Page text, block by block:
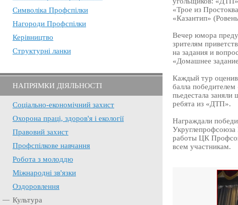
Символіка Профспілки
Нагороди Профспілки
Керівництво
Структурні ланки
НАПРЯМКИ ДІЯЛЬНОСТІ
Соціально-економічний захист
Охорона праці, здоров'я і екології
Правовий захист
Профспілкове навчання
Робота з молоддю
Міжнародні зв'язки
Оздоровлення
Культура
«Трое из
«Казантип»
Вечер юмора
зрителям
на задания и
«Домашнее
Каждый тур
балла
пьедестала
ребята из «ДТП».
Награждали
работы ЦК
всем участникам.